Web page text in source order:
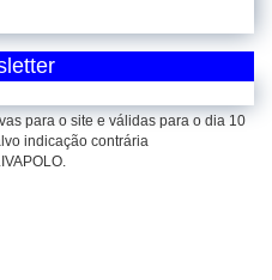
para o site e válidas para o dia 10
indicação contrária